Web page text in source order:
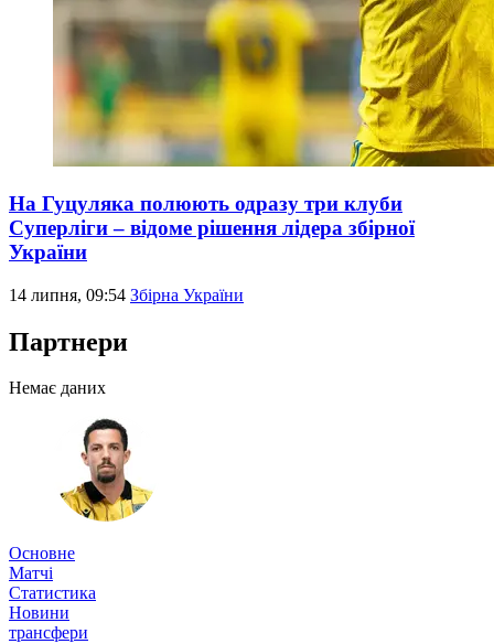
На Гуцуляка полюють одразу три клуби
Суперліги – відоме рішення лідера збірної
України
14 липня, 09:54 Збірна України
Партнери
Немає даних
Основне
Матчі
Статистика
Новини
трансфери